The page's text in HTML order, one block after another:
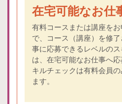
在宅可能なお仕
有料コースまたは講座を
で、コース（講座）を修
事に応募できるレベルの
は、在宅可能なお仕事へ
キルチェックは有料会員
ます。